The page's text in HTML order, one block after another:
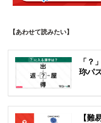
【あわせて読みたい】
「？
珎パ
【難